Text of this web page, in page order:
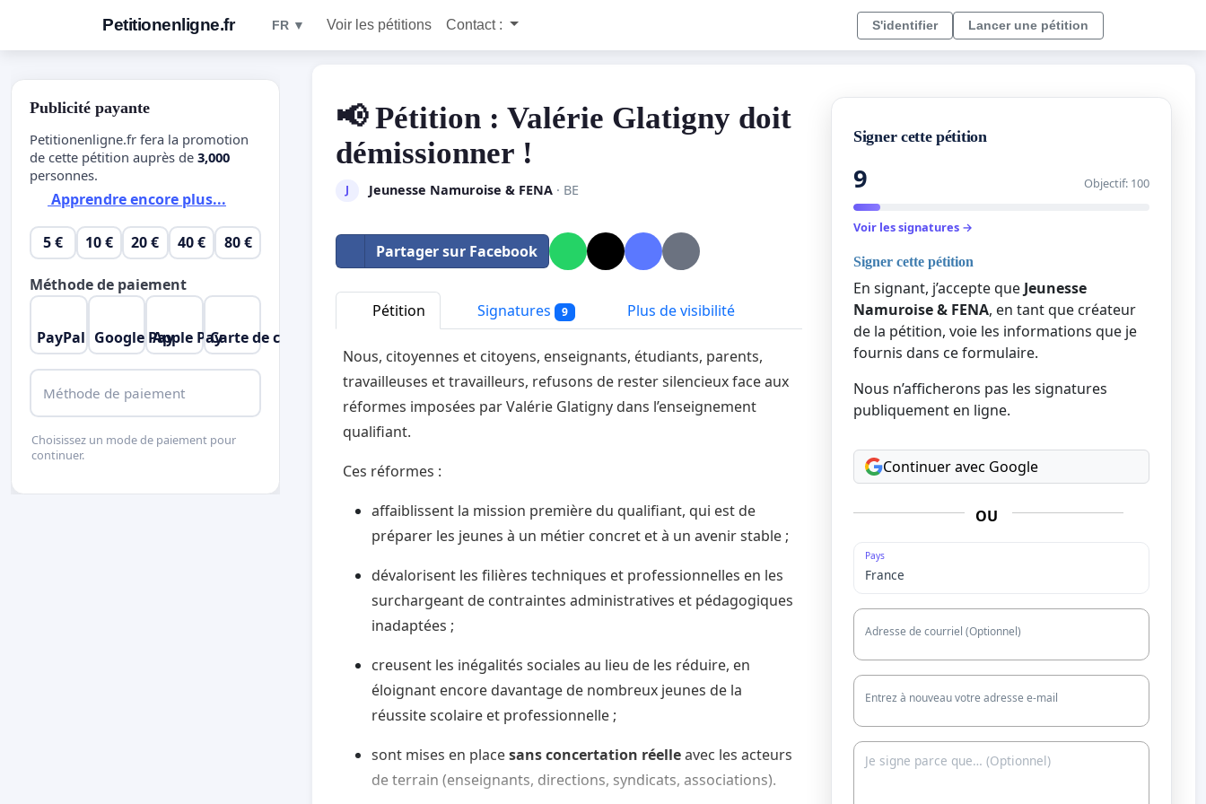
Petitionenligne.fr FR ▼ Voir les pétitions Contact : S'identifier Lancer une pétition
📢 Pétition : Valérie Glatigny doit
démissionner !
J Jeunesse Namuroise & FENA· BE
Partager sur Facebook
Pétition Signatures 9 Plus de visibilité
Nous, citoyennes et citoyens, enseignants, étudiants, parents,
travailleuses et travailleurs, refusons de rester silencieux face aux
réformes imposées par Valérie Glatigny dans l’enseignement
qualifiant.
Ces réformes :
affaiblissent la mission première du qualifiant, qui est de
préparer les jeunes à un métier concret et à un avenir stable ;
dévalorisent les filières techniques et professionnelles en les
surchargeant de contraintes administratives et pédagogiques
inadaptées ;
creusent les inégalités sociales au lieu de les réduire, en
éloignant encore davantage de nombreux jeunes de la
réussite scolaire et professionnelle ;
sont mises en placesans concertation réelleavec les acteurs
de terrain (enseignants, directions, syndicats, associations).
Signer cette pétition
9 Objectif: 100
Voir les signatures →
Signer cette pétition
En signant, j’accepte que Jeunesse
Namuroise & FENA, en tant que créateur
de la pétition, voie les informations que je
fournis dans ce formulaire.
Nous n’afficherons pas les signatures
publiquement en ligne.
Continuer avec Google
OU
Pays
Adresse de courriel (Optionnel)
Entrez à nouveau votre adresse e-mail
Publicité payante
Petitionenligne.fr fera la promotion
de cette pétition auprès de 3,000
personnes.
Apprendre encore plus...
5 € 10 € 20 € 40 € 80 €
Méthode de paiement
PayPal Google PayApple PayCarte de crédit
Méthode de paiement
Choisissez un mode de paiement pour
continuer.